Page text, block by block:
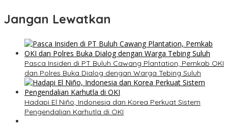
Jangan Lewatkan
Pasca Insiden di PT Buluh Cawang Plantation, Pemkab OKI
dan Polres Buka Dialog dengan Warga Tebing Suluh
Hadapi El Niño, Indonesia dan Korea Perkuat Sistem
Pengendalian Karhutla di OKI